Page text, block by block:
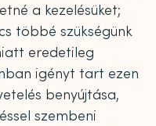
a kezelésüket;
többé szükségünk
eredetileg
igényt tart ezen
benyújtása,
szembeni